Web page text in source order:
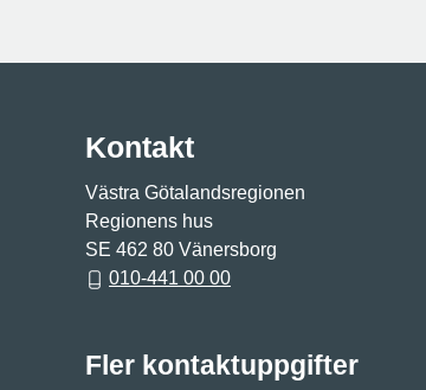
Kontakt
Västra Götalandsregionen
Regionens hus
SE 462 80 Vänersborg
010-441 00 00
Fler kontaktuppgifter